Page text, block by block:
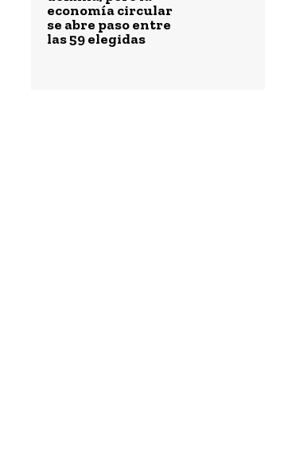
economía circular
se abre paso entre
las 59 elegidas